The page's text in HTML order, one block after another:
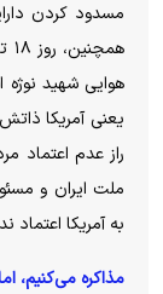
هوایی شهید
یعنی آمریکا
راز عدم اعتماد
ملت ایران و
به آمریکا اعتماد
مذاکره می‌کنیم،